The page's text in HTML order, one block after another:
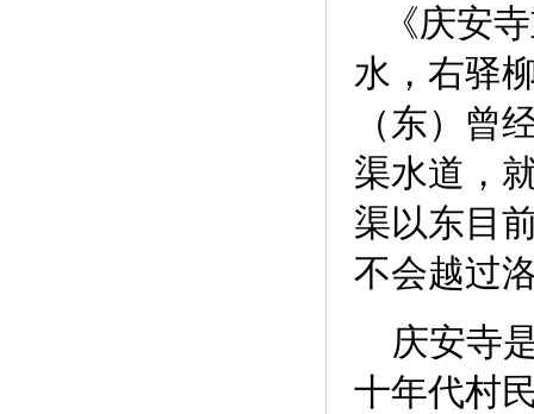
《庆安寺
水，右驿
（东）曾
渠水道，
渠以东目
不会越过
庆安寺
十年代村